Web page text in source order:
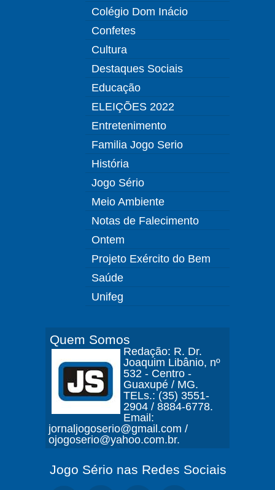
Colégio Dom Inácio
Confetes
Cultura
Destaques Sociais
Educação
ELEIÇÕES 2022
Entretenimento
Familia Jogo Serio
História
Jogo Sério
Meio Ambiente
Notas de Falecimento
Ontem
Projeto Exército do Bem
Saúde
Unifeg
Quem Somos
Redação: R. Dr.
Joaquim Libânio, nº
532 - Centro -
Guaxupé / MG.
TELs.: (35) 3551-
2904 / 8884-6778.
Email:
jornaljogoserio@gmail.com /
ojogoserio@yahoo.com.br.
Jogo Sério nas Redes Sociais